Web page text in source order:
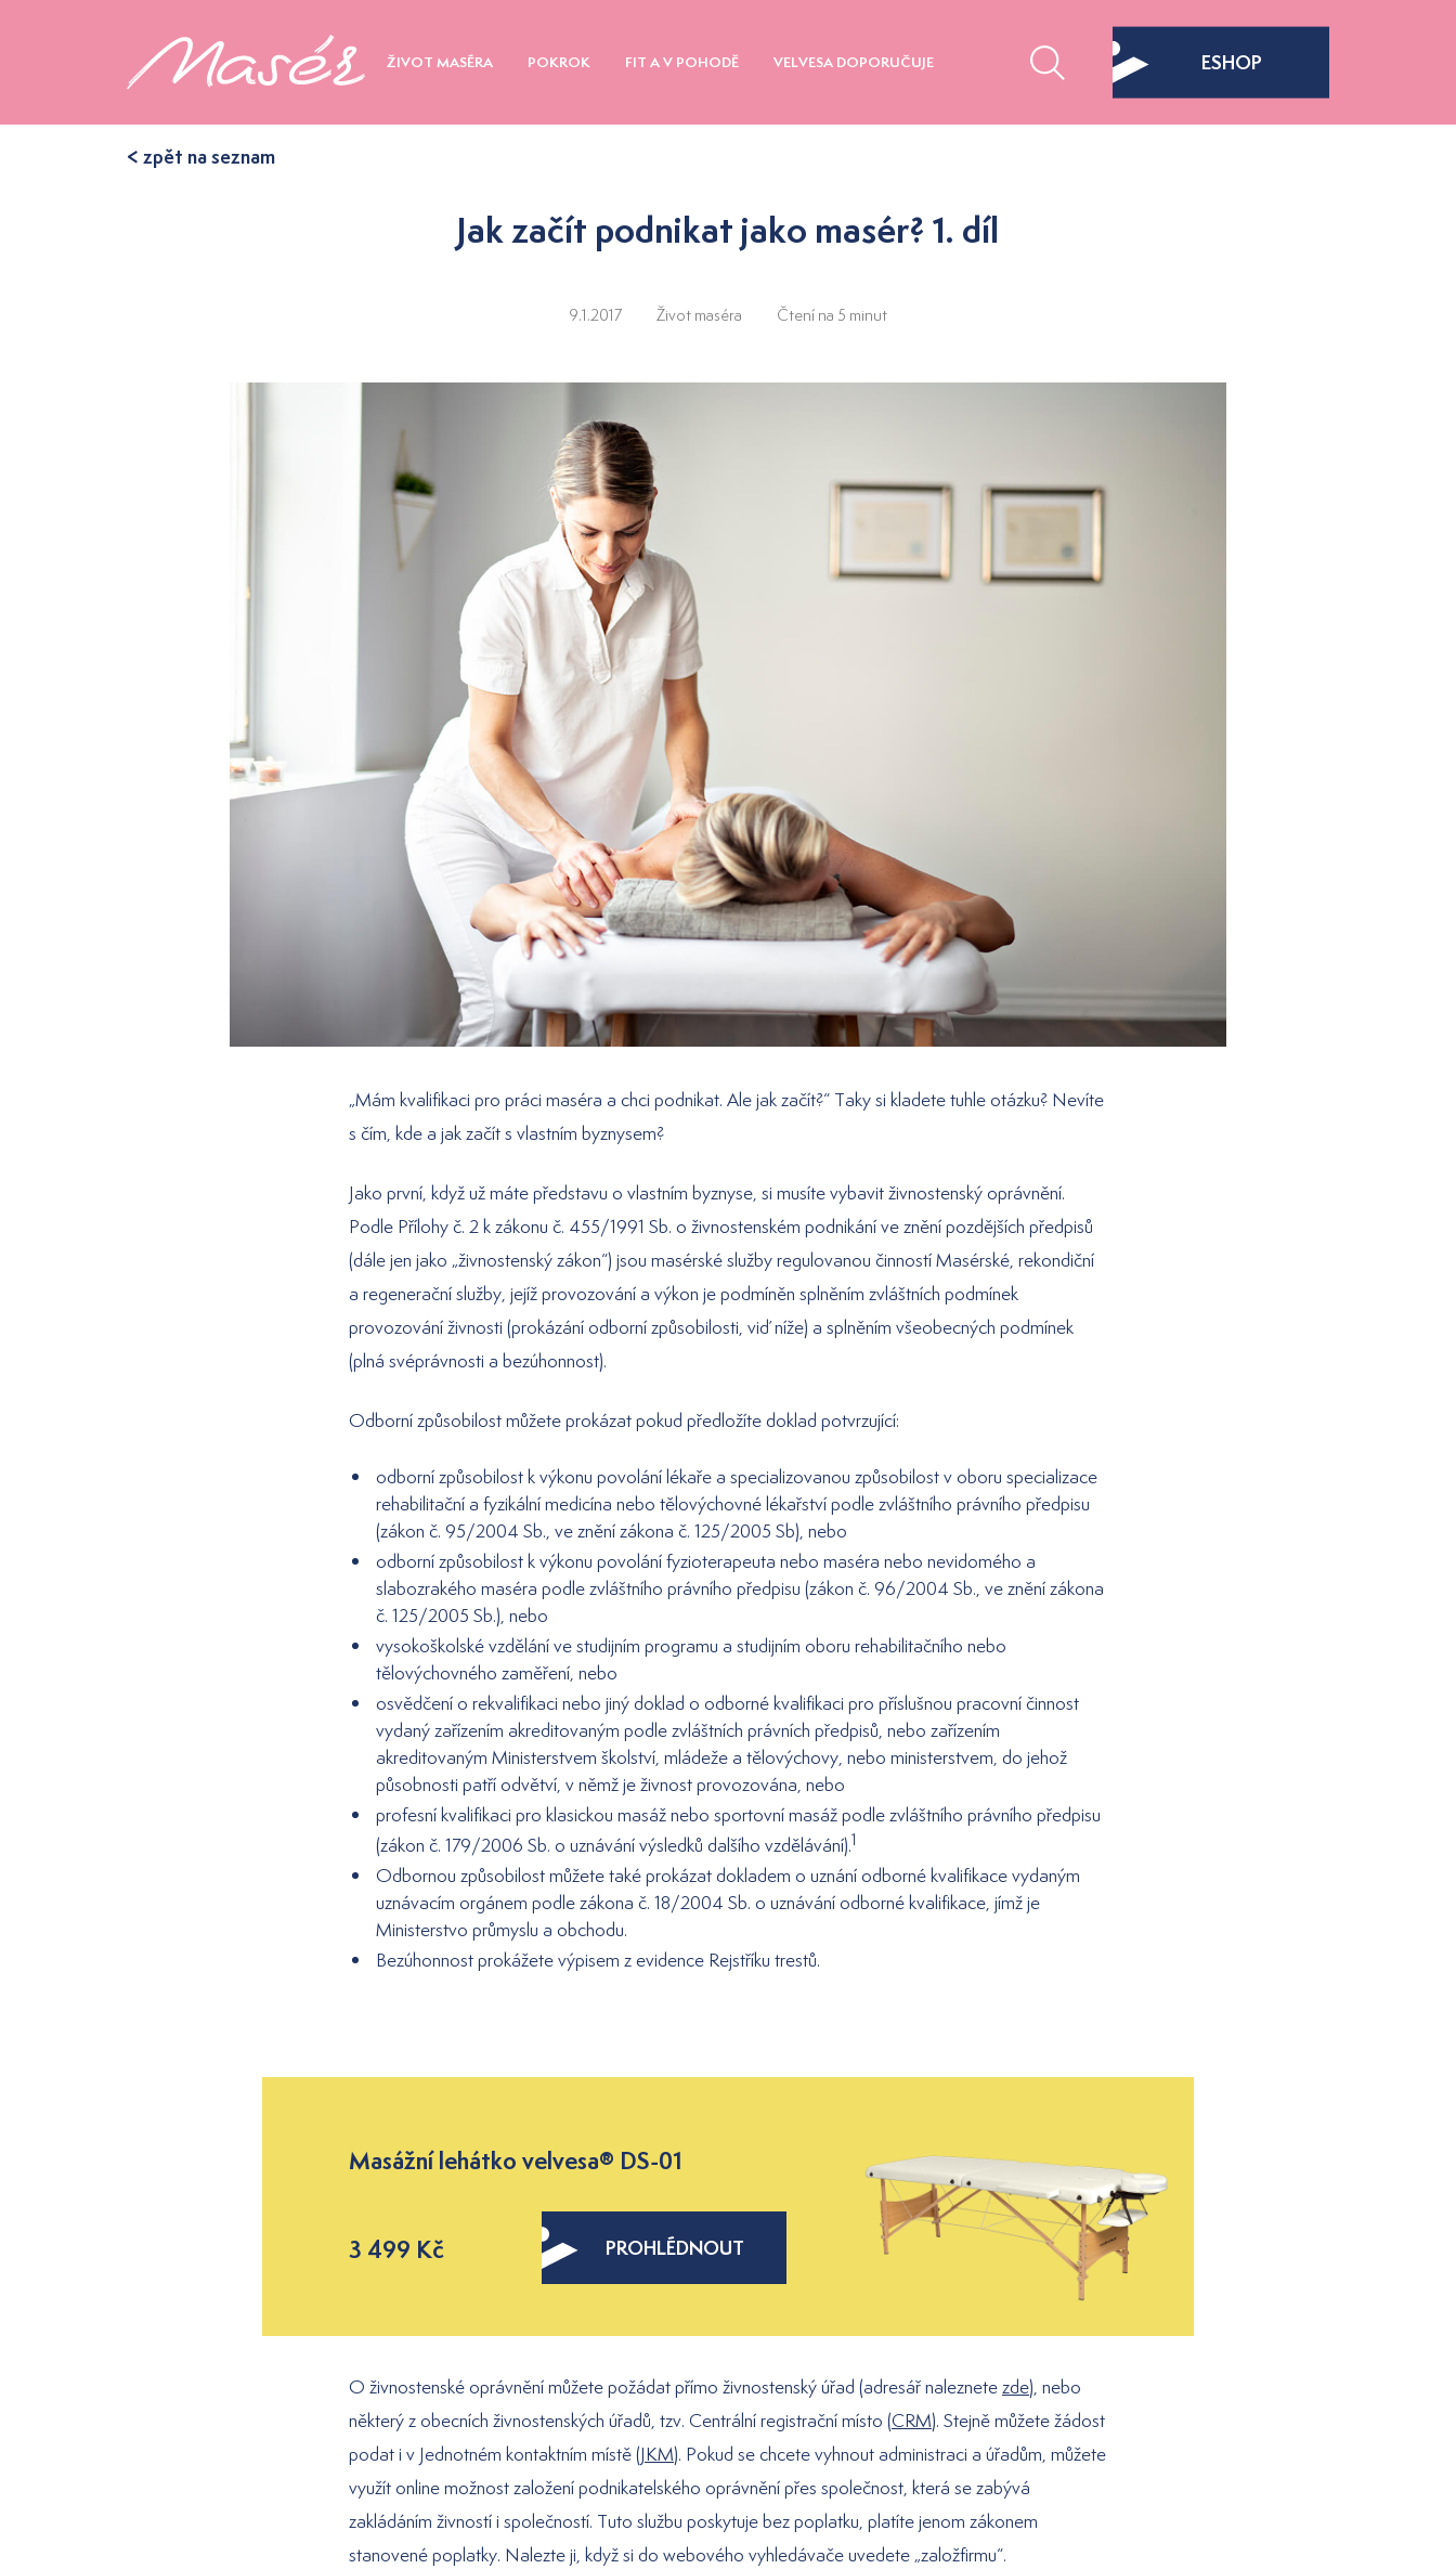
ESHOP
ŽIVOT MASÉRA POKROK FIT A V POHODĚ VELVESA DOPORUČUJE
< zpět na seznam
Jak začít podnikat jako masér? 1. díl
9.1.2017 Život maséra Čtení na 5 minut
„Mám kvalifikaci pro práci maséra a chci podnikat. Ale jak začít?“ Taky si kladete tuhle otázku? Nevíte
s čím, kde a jak začít s vlastním byznysem?
Jako první, když už máte představu o vlastním byznyse, si musíte vybavit živnostenský oprávnění.
Podle Přílohy č. 2 k zákonu č. 455/1991 Sb. o živnostenském podnikání ve znění pozdějších předpisů
(dále jen jako „živnostenský zákon“) jsou masérské služby regulovanou činností Masérské, rekondiční
a regenerační služby, jejíž provozování a výkon je podmíněn splněním zvláštních podmínek
provozování živnosti (prokázání odborní způsobilosti, viď níže) a splněním všeobecných podmínek
(plná svéprávnosti a bezúhonnost).
Odborní způsobilost můžete prokázat pokud předložíte doklad potvrzující:
odborní způsobilost k výkonu povolání lékaře a specializovanou způsobilost v oboru specializace
rehabilitační a fyzikální medicína nebo tělovýchovné lékařství podle zvláštního právního předpisu
(zákon č. 95/2004 Sb., ve znění zákona č. 125/2005 Sb), nebo
odborní způsobilost k výkonu povolání fyzioterapeuta nebo maséra nebo nevidomého a
slabozrakého maséra podle zvláštního právního předpisu (zákon č. 96/2004 Sb., ve znění zákona
č. 125/2005 Sb.), nebo
vysokoškolské vzdělání ve studijním programu a studijním oboru rehabilitačního nebo
tělovýchovného zaměření, nebo
osvědčení o rekvalifikaci nebo jiný doklad o odborné kvalifikaci pro příslušnou pracovní činnost
vydaný zařízením akreditovaným podle zvláštních právních předpisů, nebo zařízením
akreditovaným Ministerstvem školství, mládeže a tělovýchovy, nebo ministerstvem, do jehož
působnosti patří odvětví, v němž je živnost provozována, nebo
profesní kvalifikaci pro klasickou masáž nebo sportovní masáž podle zvláštního právního předpisu
(zákon č. 179/2006 Sb. o uznávání výsledků dalšího vzdělávání).1
Odbornou způsobilost můžete také prokázat dokladem o uznání odborné kvalifikace vydaným
uznávacím orgánem podle zákona č. 18/2004 Sb. o uznávání odborné kvalifikace, jímž je
Ministerstvo průmyslu a obchodu.
Bezúhonnost prokážete výpisem z evidence Rejstříku trestů.
Masážní lehátko velvesa® DS-01
3 499 Kč PROHLÉDNOUT
O živnostenské oprávnění můžete požádat přímo živnostenský úřad (adresář naleznetezde), nebo
některý z obecních živnostenských úřadů, tzv. Centrální registrační místo (CRM). Stejně můžete žádost
podat i v Jednotném kontaktním místě (JKM). Pokud se chcete vyhnout administraci a úřadům, můžete
využít online možnost založení podnikatelského oprávnění přes společnost, která se zabývá
zakládáním živností i společností. Tuto službu poskytuje bez poplatku, platíte jenom zákonem
stanovené poplatky. Nalezte ji, když si do webového vyhledávače uvedete „založfirmu“.